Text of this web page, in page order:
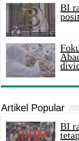
BI
Artikel Popular
BI